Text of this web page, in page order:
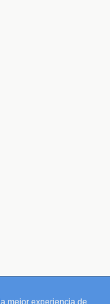
mejor experiencia de